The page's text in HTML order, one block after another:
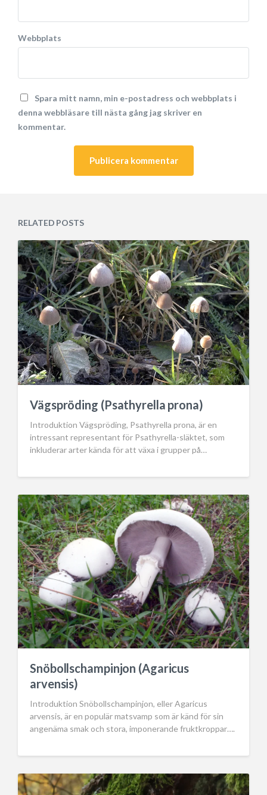
Webbplats
Spara mitt namn, min e-postadress och webbplats i
denna webbläsare till nästa gång jag skriver en
kommentar.
n
t
i
v
e
:
RELATED POSTS
Vägspröding (Psathyrella prona)
Introduktion Vägspröding, Psathyrella prona, är en
intressant representant för Psathyrella-släktet, som
inkluderar arter kända för att växa i grupper på…
Snöbollschampinjon (Agaricus
arvensis)
Introduktion Snöbollschampinjon, eller Agaricus
arvensis, är en populär matsvamp som är känd för sin
angenäma smak och stora, imponerande fruktkroppar….